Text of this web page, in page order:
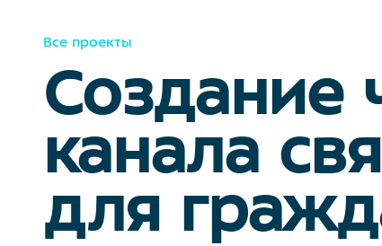
Все проекты
Создание
канала
для